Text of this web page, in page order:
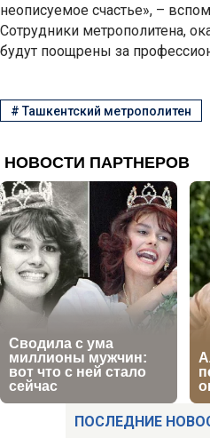
ПОСЛЕДНИЕ
неописуемое счастье», –
Сотрудники метрополитена,
будут поощрены за
#Ташкентский метрополитен